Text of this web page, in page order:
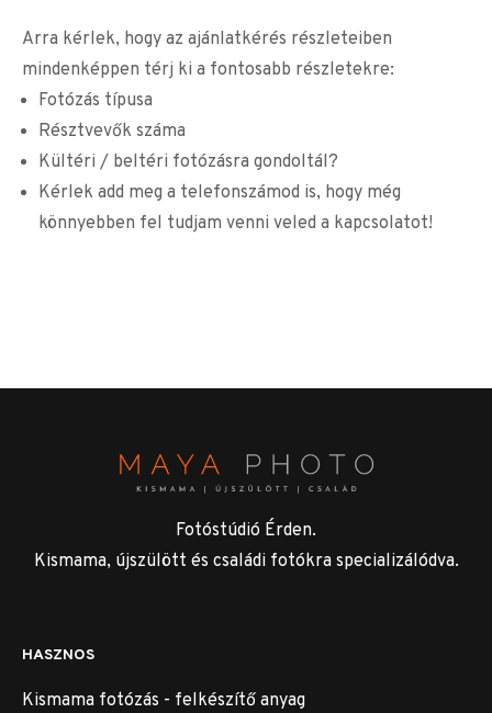
Arra kérlek, hogy az ajánlatkérés részleteiben
mindenképpen térj ki a fontosabb részletekre:
Fotózás típusa
Résztvevők száma
Kültéri / beltéri fotózásra gondoltál?
Kérlek add meg a telefonszámod is, hogy még
könnyebben fel tudjam venni veled a kapcsolatot!
Fotóstúdió Érden.
Kismama, újszülött és családi fotókra specializálódva.
HASZNOS
Kismama fotózás - felkészítő anyag